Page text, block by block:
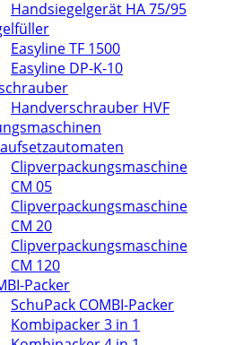
Handsiegelgerät HA 75/95
Easyline TF 1500
Easyline DP-K-10
Handverschrauber HVF
Clipverpackungsmaschine
CM 05
Clipverpackungsmaschine
CM 20
Clipverpackungsmaschine
CM 120
Packer
SchuPack COMBI-Packer
Kombipacker 3 in 1